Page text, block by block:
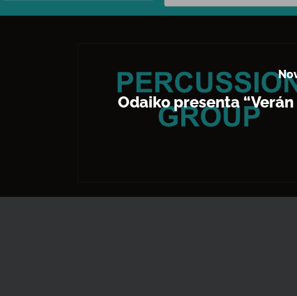
Odaiko presenta